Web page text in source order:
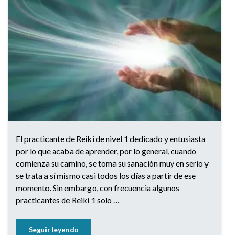
El practicante de Reiki de nivel 1 dedicado y entusiasta
por lo que acaba de aprender, por lo general, cuando
comienza su camino, se toma su sanación muy en serio y
se trata a sí mismo casi todos los días a partir de ese
momento. Sin embargo, con frecuencia algunos
practicantes de Reiki 1 solo …
Seguir leyendo